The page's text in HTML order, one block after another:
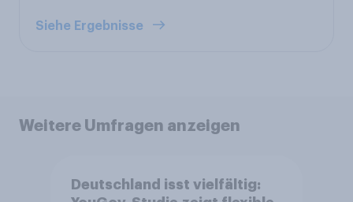
Siehe Ergebnisse
Weitere Umfragen anzeigen
Deutschland isst vielfältig: